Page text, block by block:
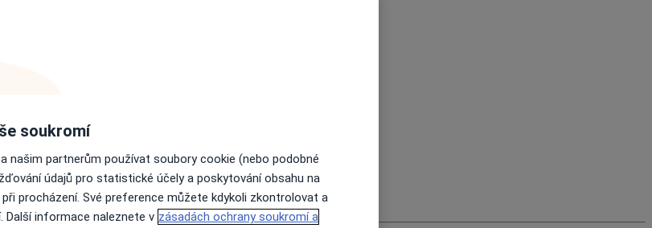
soukromí
našim partnerům používat soubory cookie (nebo podobné
údajů pro statistické účely a poskytování obsahu na
procházení. Své preference můžete kdykoli zkontrolovat a
Další informace naleznete v zásadách ochrany soukromí a